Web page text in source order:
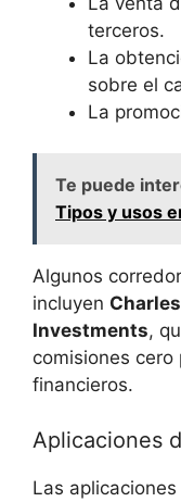
terceros.
La
sobre el
La
Te puede
Tipos y usos
Algunos
incluyen
⁢Investments,
comisiones
financieros.
Aplicaciones
Las